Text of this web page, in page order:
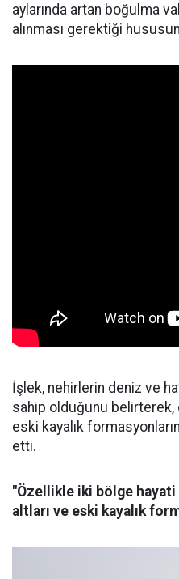
aylarında artan boğulma
alınması gerektiği
İşlek, nehirlerin deniz ve
sahip olduğunu belirterek,
eski kayalık
etti.
"Özellikle iki bölge hayati
altları ve eski kayalık